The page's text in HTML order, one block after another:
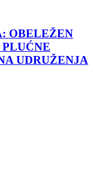
OBELEŽEN
UDRUŽENJA